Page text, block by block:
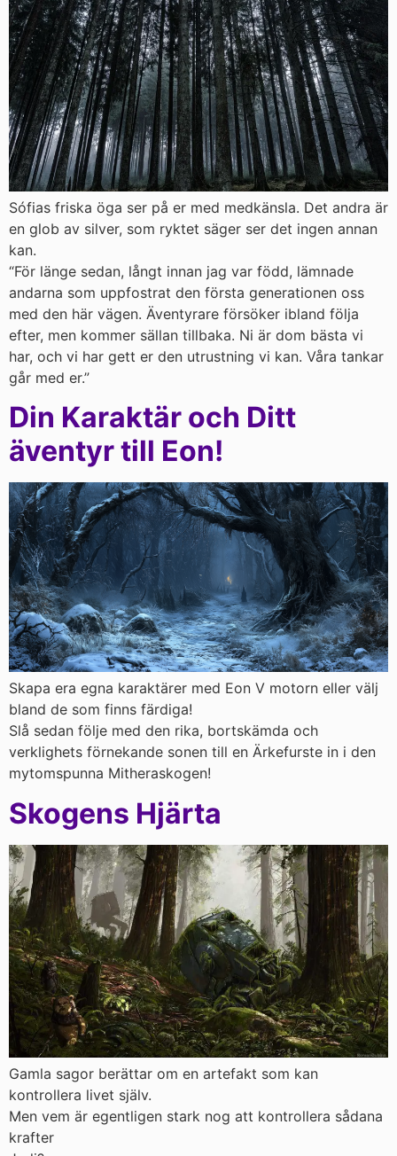
Sófias friska öga ser på er med medkänsla. Det andra är
en glob av silver, som ryktet säger ser det ingen annan
kan.
“För länge sedan, långt innan jag var född, lämnade
andarna som uppfostrat den första generationen oss
med den här vägen. Äventyrare försöker ibland följa
efter, men kommer sällan tillbaka. Ni är dom bästa vi
har, och vi har gett er den utrustning vi kan. Våra tankar
går med er.”
Din Karaktär och Ditt
äventyr till Eon!
Skapa era egna karaktärer med Eon V motorn eller välj
bland de som finns färdiga!
Slå sedan följe med den rika, bortskämda och
verklighets förnekande sonen till en Ärkefurste in i den
mytomspunna Mitheraskogen!
Skogens Hjärta
Gamla sagor berättar om en artefakt som kan
kontrollera livet själv.
Men vem är egentligen stark nog att kontrollera sådana
krafter